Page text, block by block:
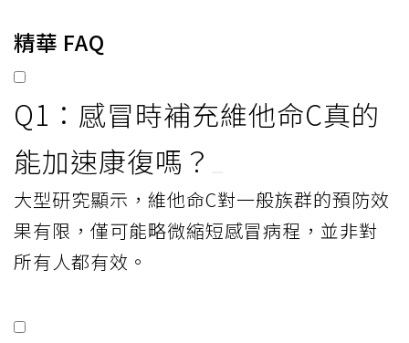
精華 FAQ
Q1：感冒時補充維他命C真的
能加速康復嗎？
大型研究顯示，維他命C對一般族群的預防效
果有限，僅可能略微縮短感冒病程，並非對
所有人都有效。